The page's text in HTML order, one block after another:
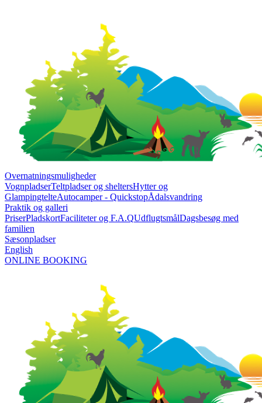
Overnatningsmuligheder
VognpladserTeltpladser og sheltersHytter og
GlampingtelteAutocamper - QuickstopÅdalsvandring
Praktik og galleri
PriserPladskortFaciliteter og F.A.QUdflugtsmålDagsbesøg med
familien
Sæsonpladser
English
ONLINE BOOKING